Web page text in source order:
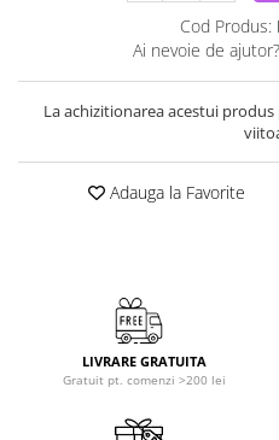
Cod Produs:
Ai nevoie de ajutor?
La achizitionarea acestui
Adauga la Favorite
LIVRARE GRATUITA
Gratuit pt. comenzi >200 lei